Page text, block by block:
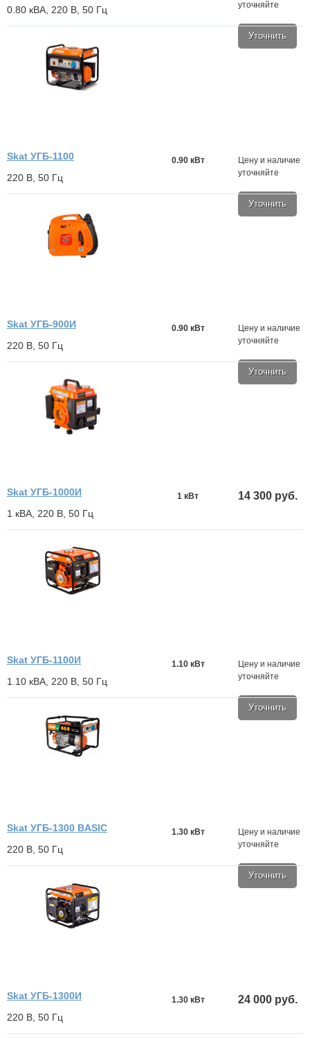
0.80 кВА, 220 В, 50 Гц
уточняйте
Уточнить
Skat УГБ-1100
220 В, 50 Гц
Цену и наличие
уточняйте
Уточнить
0.90 кВт
Skat УГБ-900И
220 В, 50 Гц
Цену и наличие
уточняйте
Уточнить
0.90 кВт
Skat УГБ-1000И
1 кВА, 220 В, 50 Гц
14 300 руб.
1 кВт
Skat УГБ-1100И
1.10 кВА, 220 В, 50 Гц
Цену и наличие
уточняйте
Уточнить
1.10 кВт
Skat УГБ-1300 BASIC
220 В, 50 Гц
Цену и наличие
уточняйте
Уточнить
1.30 кВт
Skat УГБ-1300И
220 В, 50 Гц
24 000 руб.
1.30 кВт